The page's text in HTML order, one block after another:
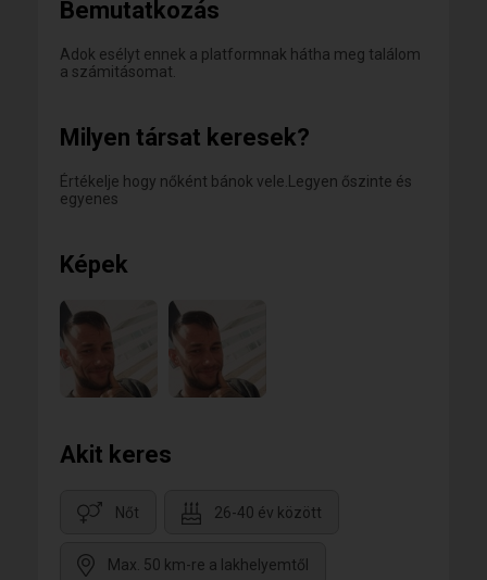
Bemutatkozás
Adok esélyt ennek a platformnak hátha meg találom
a számitásomat.
Milyen társat keresek?
Értékelje hogy nőként bánok vele.Legyen őszinte és
egyenes
Képek
Akit keres
Nőt 26-40 év között
Max. 50 km-re a lakhelyemtől